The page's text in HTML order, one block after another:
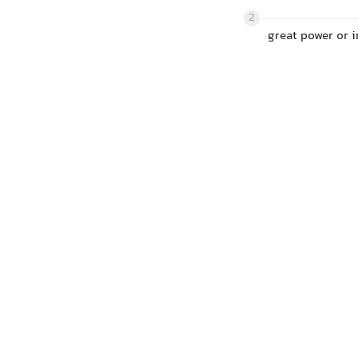
2
great power or